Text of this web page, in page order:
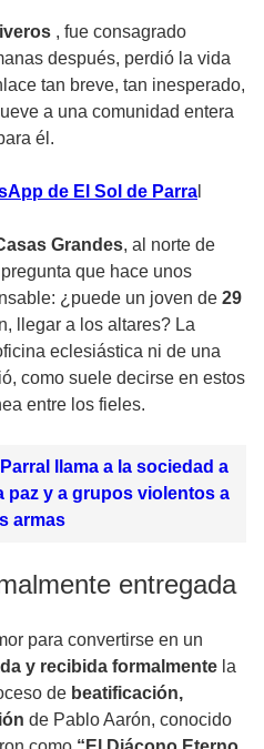
, fue consagrado
después, perdió la vida
tan breve, tan inesperado,
a una comunidad entera
él.
de El Sol de Parra
Grandes, al norte de
que hace unos
¿puede un joven de 29
llegar a los altares? La
eclesiástica ni de una
como suele decirse en estos
entre los fieles.
llama a la sociedad a
paz y a grupos violentos a
armas
entregada
para convertirse en un
y recibida formalmente la
de beatificación,
de Pablo Aarón, conocido